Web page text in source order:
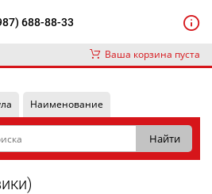
688-88-33
Ваша корзина пуста
Наименование